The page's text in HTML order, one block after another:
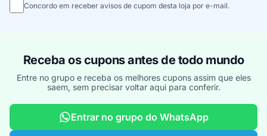
Concordo em receber avisos de cupom desta loja por e-mail.
Receba os cupons antes de todo mundo
Entre no grupo e receba os melhores cupons assim que eles
saem, sem precisar voltar aqui para conferir.
Entrar no grupo do WhatsApp